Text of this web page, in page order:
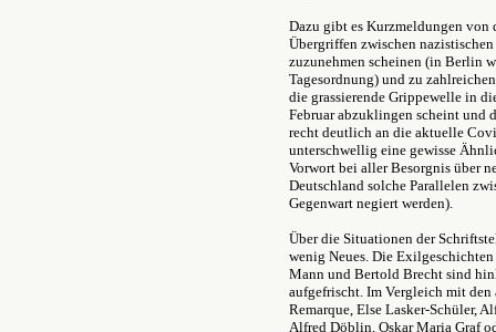
Dazu gibt es Kurzmeldungen von
Übergriffen zwischen
zuzunehmen scheinen (in Berlin
Tagesordnung) und zu
die grassierende Grippewelle in
Februar abzuklingen scheint und
recht deutlich an die aktuelle
unterschwellig eine gewisse
Vorwort bei aller Besorgnis über
Deutschland solche Parallelen
Gegenwart negiert werden).
Über die Situationen der
wenig Neues. Die
Mann und Bertold Brecht sind
aufgefrischt. Im Vergleich mit
Remarque, Else Lasker-Schüler,
Alfred Döblin, Oskar Maria Graf